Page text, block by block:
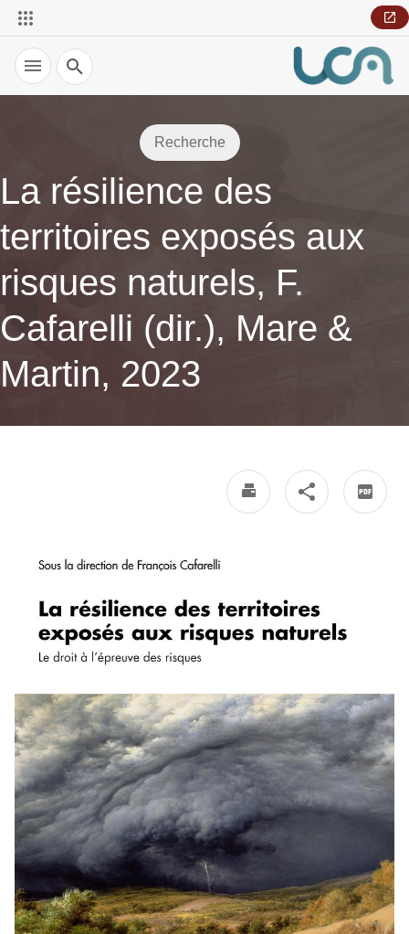
Recherche
Recherche
La résilience des
territoires exposés aux
risques naturels, F.
Cafarelli (dir.), Mare &
Martin, 2023